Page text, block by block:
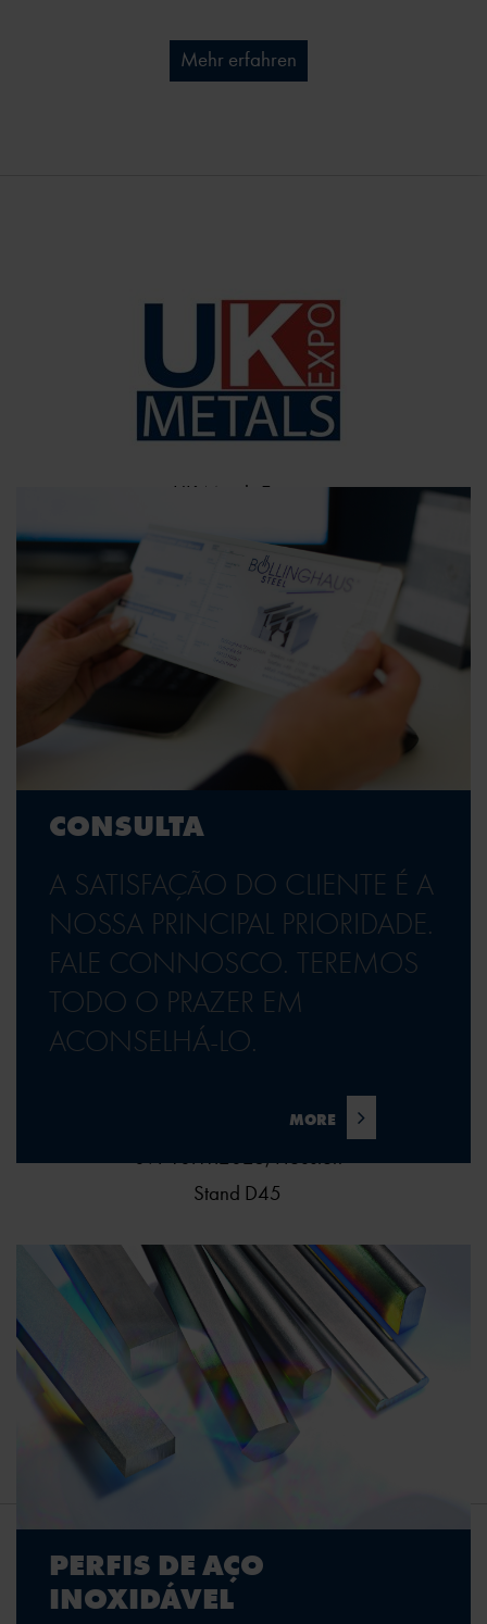
Mehr erfahren
04. - 05.11.2026, Birmingham
Stand E26
Mehr erfahren
SSW Americas
09.-10.11.2026, Houston
Stand D45
Mehr erfahren
CONSULTA
A SATISFAÇÃO DO CLIENTE É A
NOSSA PRINCIPAL PRIORIDADE.
FALE CONNOSCO. TEREMOS
TODO O PRAZER EM
ACONSELHÁ-LO.
MORE
PERFIS DE AÇO
INOXIDÁVEL